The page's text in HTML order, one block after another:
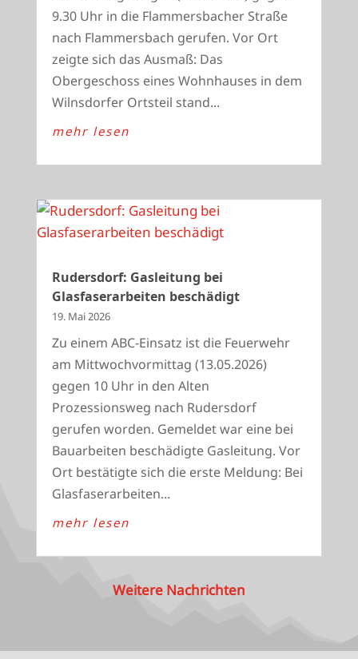
9.30 Uhr in die Flammersbacher Straße
nach Flammersbach gerufen. Vor Ort
zeigte sich das Ausmaß: Das
Obergeschoss eines Wohnhauses in dem
Wilnsdorfer Ortsteil stand...
mehr lesen
Rudersdorf: Gasleitung bei
Glasfaserarbeiten beschädigt
19. Mai 2026
Zu einem ABC-Einsatz ist die Feuerwehr
am Mittwochvormittag (13.05.2026)
gegen 10 Uhr in den Alten
Prozessionsweg nach Rudersdorf
gerufen worden. Gemeldet war eine bei
Bauarbeiten beschädigte Gasleitung. Vor
Ort bestätigte sich die erste Meldung: Bei
Glasfaserarbeiten...
mehr lesen
Weitere Nachrichten